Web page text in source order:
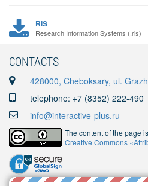
RIS
Research Information Systems (.ris)
CONTACTS
428000, Cheboksary, ul.
telephone: +7 (8352) 222-490
info@interactive-plus.ru
The content of the page
Creative Commons